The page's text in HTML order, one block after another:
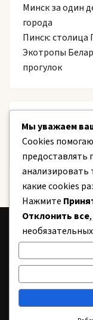
Минск за один
города
Пинск: столица
Экотропы
прогулок
Recent
Нет
24 CITY
Информационный
советы.
Мы уважаем
Cookies
предоставлять
какие cookies
Нажмите
Отклонить все